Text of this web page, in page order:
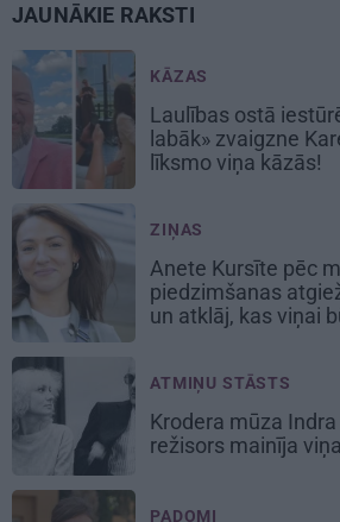
JAUNĀKIE RAKSTI
KĀZAS
Laulības ostā
labāk» zvaigzne
līksmo viņa kāzās!
ZIŅAS
Anete Kursīte pēc
piedzimšanas
un atklāj, kas viņai
ATMIŅU STĀSTS
Krodera mūza
režisors mainīja
PADOMI